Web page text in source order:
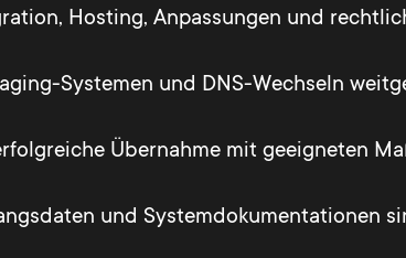
Hosting, Anpassungen und
Systemen und DNS-Wechseln
Übernahme mit geeigneten
und Systemdokumentationen